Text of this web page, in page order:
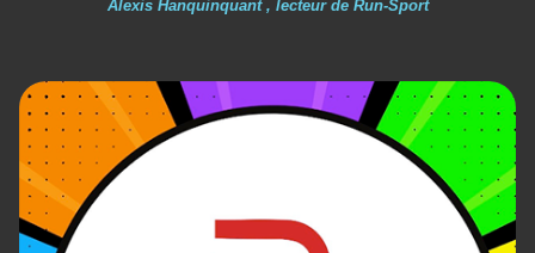
Alexis Hanquinquant , lecteur de Run-Sport